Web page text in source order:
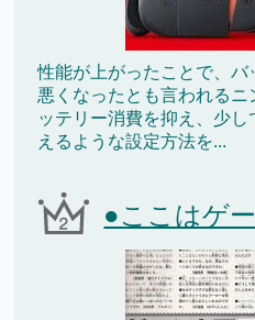
性能が上がったことで、バ
悪くなったとも言われる
ッテリー消費を抑え、少
えるような設定方法を...
●ここはゲ